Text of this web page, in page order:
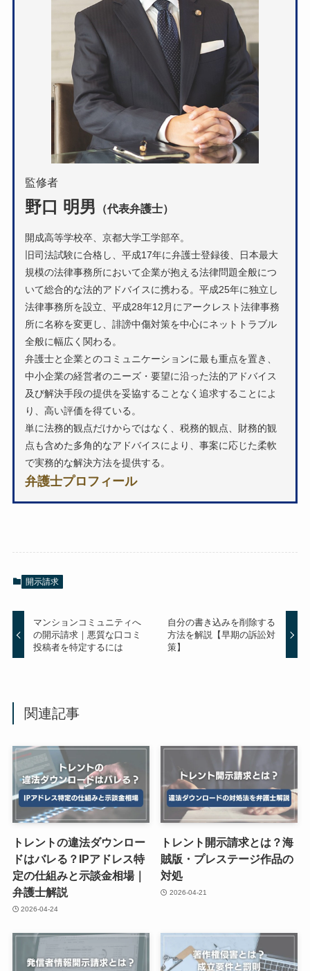
監修者
野口 明男 （代表弁護士）
開成高等学校卒、京都大学工学部卒。
旧司法試験に合格し、平成17年に弁護士登録後、日本最大
規模の法律事務所において企業が抱える法律問題全般につ
いて総合的な法的アドバイスに携わる。平成25年に独立し
法律事務所を設立、平成28年12月にアークレスト法律事務
所に名称を変更し、誹謗中傷対策を中心にネットトラブル
全般に幅広く関わる。
弁護士と企業とのコミュニケーションに最も重点を置き、
中小企業の経営者のニーズ・要望に沿った法的アドバイス
及び解決手段の提供を妥協することなく追求することによ
り、高い評価を得ている。
単に法務的観点だけからではなく、税務的観点、財務的観
点も含めた多角的なアドバイスにより、事案に応じた柔軟
で実務的な解決方法を提供する。
弁護士プロフィール
開示請求
マンションコミュニティへ
の開示請求｜悪質な口コミ
投稿者を特定するには
自分の書き込みを削除する
方法を解説【早期の訴訟対
策】
関連記事
トレントの違法ダウンロー
ドはバレる？IPアドレス特
定の仕組みと示談金相場｜
弁護士解説
2026-04-24
トレント開示請求とは？海
賊版・プレステージ作品の
対処
2026-04-21